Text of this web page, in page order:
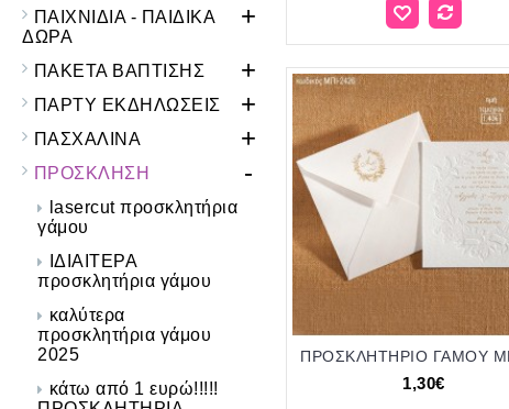
ΠΑΙΧΝΙΔΙΑ - ΠΑΙΔΙΚΑ
ΔΩΡΑ
+
ΠΑΚΕΤΑ ΒΑΠΤΙΣΗΣ +
ΠΑΡΤΥ ΕΚΔΗΛΩΣΕΙΣ +
ΠΑΣΧΑΛΙΝΑ +
ΠΡΟΣΚΛΗΣΗ -
lasercut προσκλητήρια
γάμου
ΙΔΙΑΙΤΕΡΑ
προσκλητήρια γάμου
καλύτερα
προσκλητήρια γάμου
2025
κάτω από 1 ευρώ!!!!!
1,30€